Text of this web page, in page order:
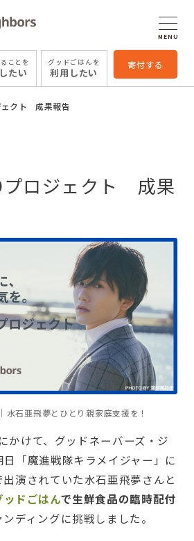
ことを
たい
グッドごはんを
利用したい
寄付する
MENU
ェクト 成果報告
プロジェクト 成果
水石亜飛夢とひとり親家庭支援を！
かけて、グッドネーバーズ・ジ
「魔進戦隊キラメイジャー」に
演されていた水石亜飛夢さんと
ッドごはんで生鮮食品の臨時配付
ディングに挑戦しました。